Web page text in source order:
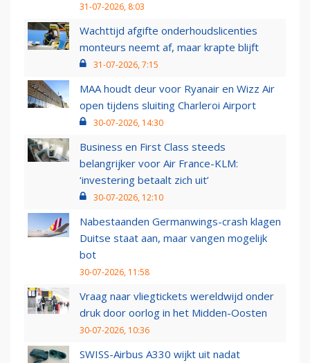
31-07-2026, 8:03
Wachttijd afgifte onderhoudslicenties
monteurs neemt af, maar krapte blijft
31-07-2026, 7:15
MAA houdt deur voor Ryanair en Wizz Air
open tijdens sluiting Charleroi Airport
30-07-2026, 14:30
Business en First Class steeds
belangrijker voor Air France-KLM:
‘investering betaalt zich uit’
30-07-2026, 12:10
Nabestaanden Germanwings-crash klagen
Duitse staat aan, maar vangen mogelijk
bot
30-07-2026, 11:58
Vraag naar vliegtickets wereldwijd onder
druk door oorlog in het Midden-Oosten
30-07-2026, 10:36
SWISS-Airbus A330 wijkt uit nadat